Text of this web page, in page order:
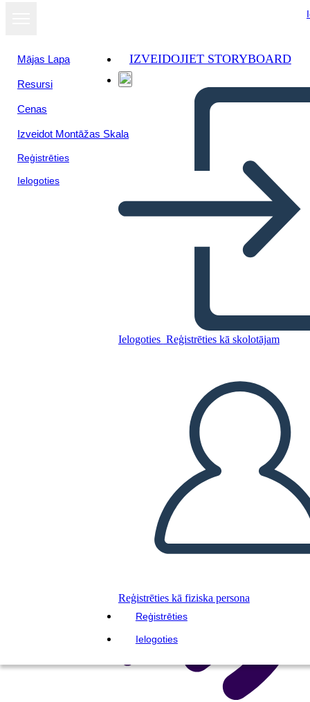
Mājas Lapa
Resursi
Cenas
Izveidot Montāžas Skala
Reģistrēties
Ielogoties
IZVEIDOJIET STORYBOARD
Ielogoties Reģistrēties kā skolotājam
Reģistrēties kā fiziska persona
Reģistrēties
Ielogoties
Kopējiet šo stāstu tabulu
ATSKAŅOT SLAIDRĀDI
IZLASI MAN